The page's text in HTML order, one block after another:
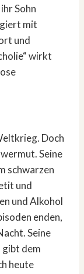
Sohn
mit
und
wirkt
Doch
Seine
schwarzen
und
und Alkohol
enden,
Seine
gibt dem
heute